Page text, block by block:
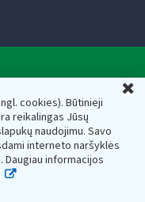
cookies). Būtinieji
reikalingas Jūsų
naudojimu. Savo
interneto naršyklės
informacijos
188659752,
Lietuva, el.paštas:
prie Lietuvos
saugomi Juridinių